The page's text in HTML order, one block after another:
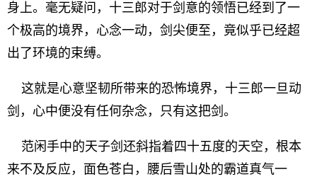
身上。毫无疑问，十三郎对于剑意的领悟已经到了一
个极高的境界，心念一动，剑尖便至，竟似乎已经超
出了环境的束缚。
这就是心意坚韧所带来的恐怖境界，十三郎一旦动
剑，心中便没有任何杂念，只有这把剑。
范闲手中的天子剑还斜指着四十五度的天空，根本
来不及反应，面色苍白，腰后雪山处的霸道真气一